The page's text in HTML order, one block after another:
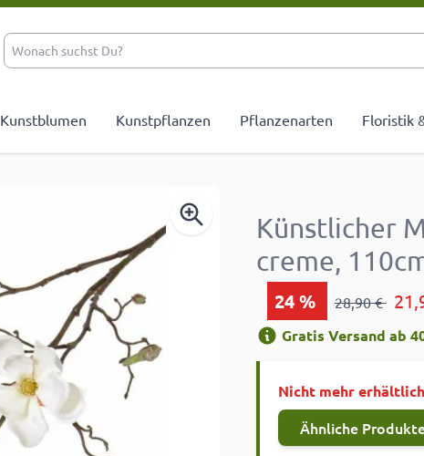
Kunstblumen Kunstpflanzen Pflanzenarten Floristik
Künstlicher
creme,
24% 28,90 €
Gratis Versand ab
Nicht mehr erhältlich
Ähnliche